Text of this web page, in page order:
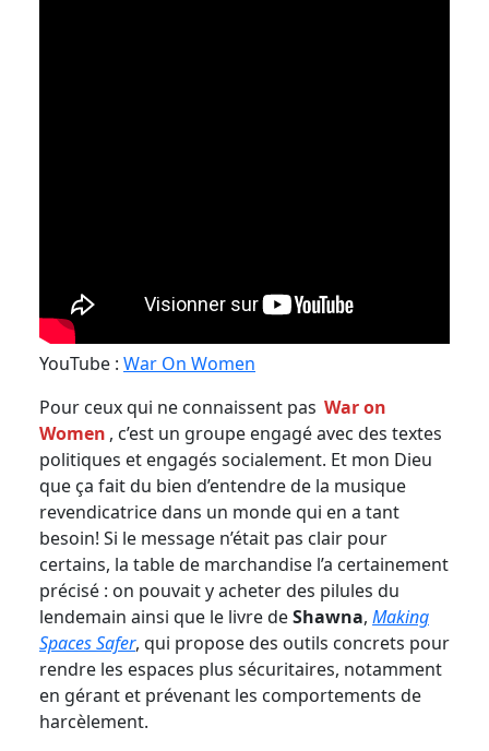
YouTube : War On Women
Pour ceux qui ne connaissent pas War on
Women , c’est un groupe engagé avec des textes
politiques et engagés socialement. Et mon Dieu
que ça fait du bien d’entendre de la musique
revendicatrice dans un monde qui en a tant
besoin! Si le message n’était pas clair pour
certains, la table de marchandise l’a certainement
précisé : on pouvait y acheter des pilules du
lendemain ainsi que le livre deShawna, Making
Spaces Safer, qui propose des outils concrets pour
rendre les espaces plus sécuritaires, notamment
en gérant et prévenant les comportements de
harcèlement.